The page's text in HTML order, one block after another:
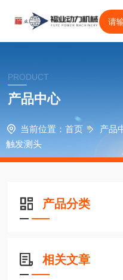
PRODUCT
产品中心
当前位置： 首页 产品
触发测头
产品分类
相关文章